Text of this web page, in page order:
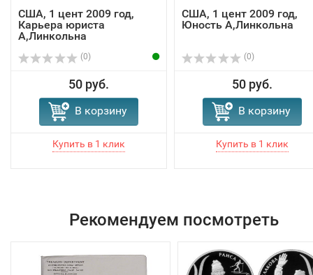
США, 1 цент 2009 год,
Карьера юриста
А,Линкольна
(0)
50 руб.
В корзину
США, 1 цент 2009 год,
Юность А,Линкольна
(0)
50 руб.
В корзину
Рекомендуем посмотреть